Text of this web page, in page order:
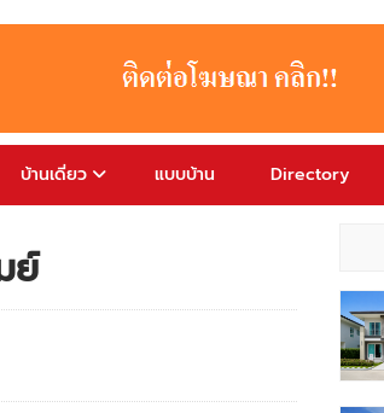
บ้านเดี่ยว แบบบ้าน Directory
ย์